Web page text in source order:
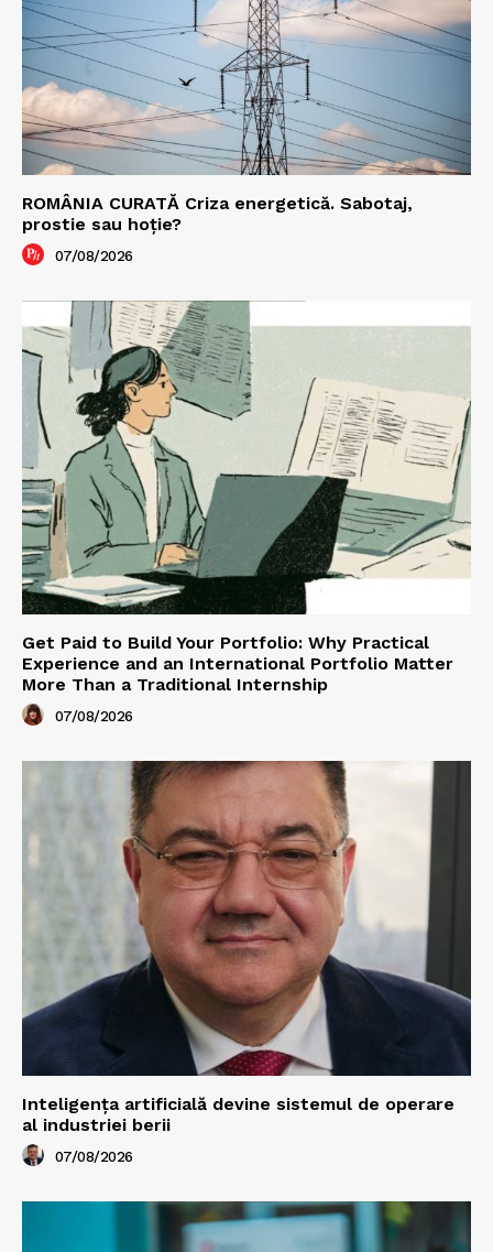
ROMÂNIA CURATĂ Criza energetică. Sabotaj,
prostie sau hoție?
07/08/2026
Get Paid to Build Your Portfolio: Why Practical
Experience and an International Portfolio Matter
More Than a Traditional Internship
07/08/2026
Inteligența artificială devine sistemul de operare
al industriei berii
07/08/2026